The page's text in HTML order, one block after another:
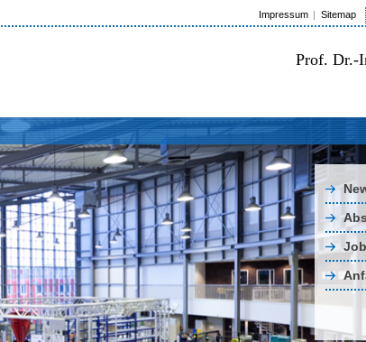
Impressum Sitemap
Prof. Dr.-